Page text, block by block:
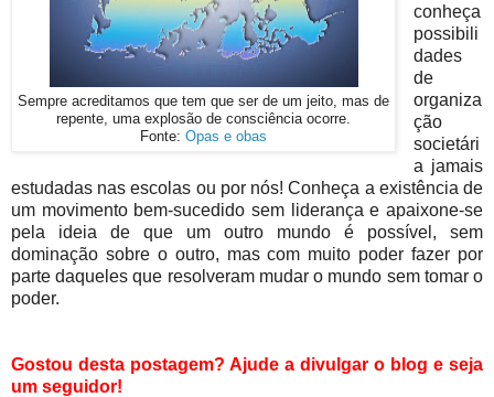
Sempre acreditamos que tem que ser de um jeito, mas de
repente, uma explosão de consciência ocorre.
Fonte: Opas e obas
conheça
possibili
dades
de
organiza
ção
societári
a jamais
estudadas nas escolas ou por nós! Conheça a existência de
um movimento bem-sucedido sem liderança e apaixone-se
pela ideia de que um outro mundo é possível, sem
dominação sobre o outro, mas com muito poder fazer por
parte daqueles que resolveram mudar o mundo sem tomar o
poder.
Gostou desta postagem? Ajude a divulgar o blog e seja
um seguidor!